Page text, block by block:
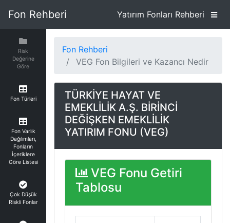
Fon Rehberi Yatırım Fonları Rehberi
Risk
Değerine
Göre
Fon Türleri
Fon Varlık
Dağılımları,
Fonların
İçeriklere
Göre Listesi
Çok Düşük
Riskli Fonlar
Fon Rehberi
VEG Fon Bilgileri ve Kazancı Nedir
TÜRKİYE HAYAT VE
EMEKLİLİK A.Ş. BİRİNCİ
DEĞİŞKEN EMEKLİLİK
YATIRIM FONU (VEG)
VEG Fonu Getiri
Tablosu